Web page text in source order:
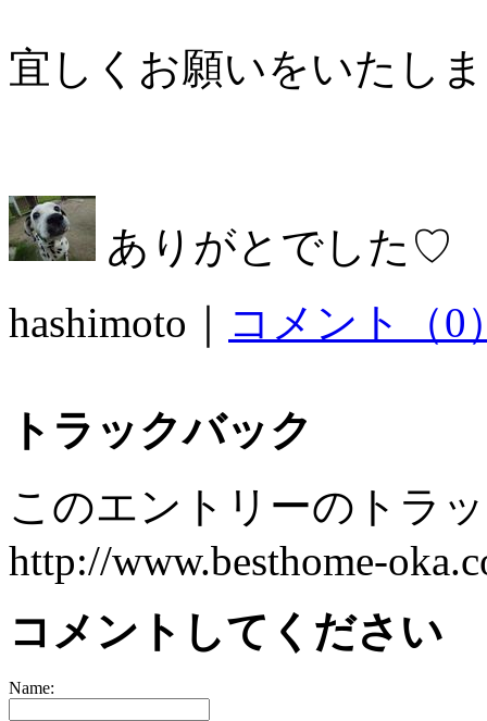
宜しくお願いをいたし
ありがとでした♡
hashimoto｜
コメント（0
トラックバック
このエントリーのトラ
http://www.besthome-
コメントしてください
Name: